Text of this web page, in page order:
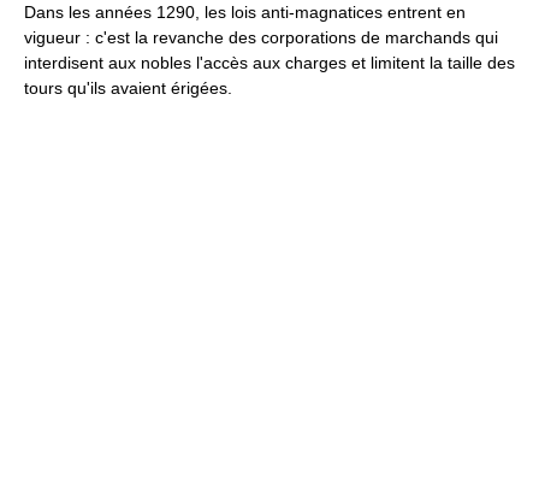
Dans les années 1290, les lois anti-magnatices entrent en
vigueur : c'est la revanche des corporations de marchands qui
interdisent aux nobles l'accès aux charges et limitent la taille des
tours qu'ils avaient érigées.